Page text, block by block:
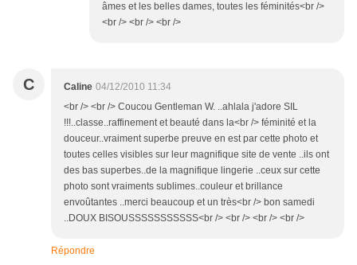
âmes et les belles dames, toutes les féminités<br />
<br /> <br /> <br />
C Caline 04/12/2010 11:34
<br /> <br /> Coucou Gentleman W. ..ahlala j'adore SIL
!!!..classe..raffinement et beauté dans la<br /> féminité et la
douceur..vraiment superbe preuve en est par cette photo et
toutes celles visibles sur leur magnifique site de vente ..ils ont
des bas superbes..de la magnifique lingerie ..ceux sur cette
photo sont vraiments sublimes..couleur et brillance
envoûtantes ..merci beaucoup et un très<br /> bon samedi
..DOUX BISOUSSSSSSSSSSS<br /> <br /> <br /> <br />
Répondre